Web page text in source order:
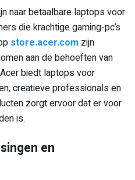
naar betaalbare laptops voor
die krachtige gaming-pc’s
store.acer.com zijn
aan de behoeften van
biedt laptops voor
creatieve professionals en
zorgt ervoor dat er voor
is.
en